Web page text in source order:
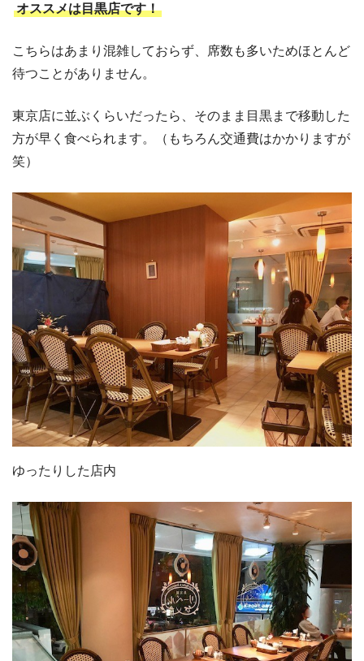
オススメは目黒店です！
こちらはあまり混雑しておらず、席数も多いためほとんど
待つことがありません。
東京店に並ぶくらいだったら、そのまま目黒まで移動した
方が早く食べられます。（もちろん交通費はかかりますが
笑）
ゆったりした店内